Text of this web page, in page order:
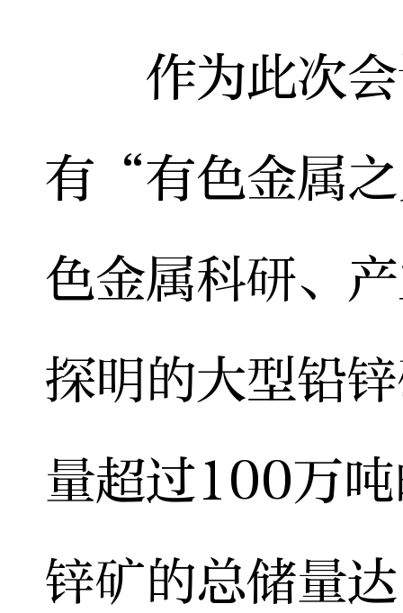
作为此次会
有“有色金属
色金属科研、
探明的大型铅
量超过100万
锌矿的总储量